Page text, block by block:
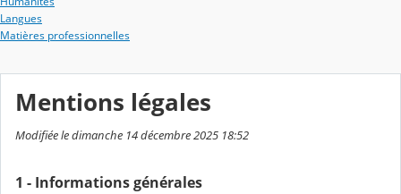
Langues
Matières professionnelles
Mentions légales
Modifiée le dimanche 14 décembre 2025 18:52
1 - Informations générales